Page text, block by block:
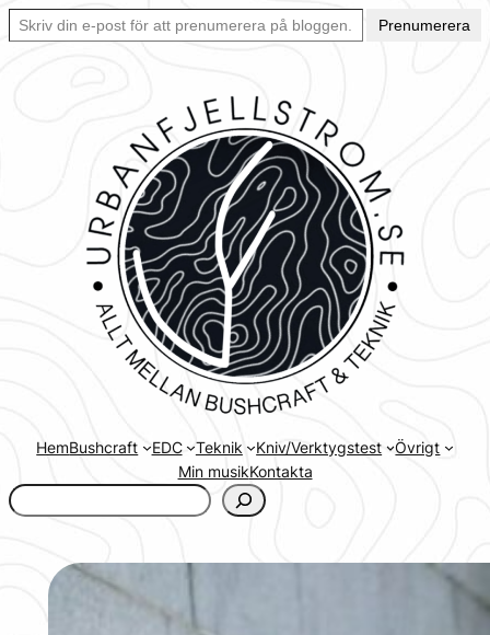
Hoppa
Skriv din e-post för att prenumerera på bloggen… Ett enkelt sätt att hålla sig uppdaterad automatiskt.
Prenumerera
HemBushcraft EDC Teknik Kniv/Verktygstest
Övrigt
Min musikKontakta
www.urbanfjellstrom.se/jamforelselistan/